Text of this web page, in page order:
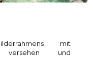
mit
versehen und